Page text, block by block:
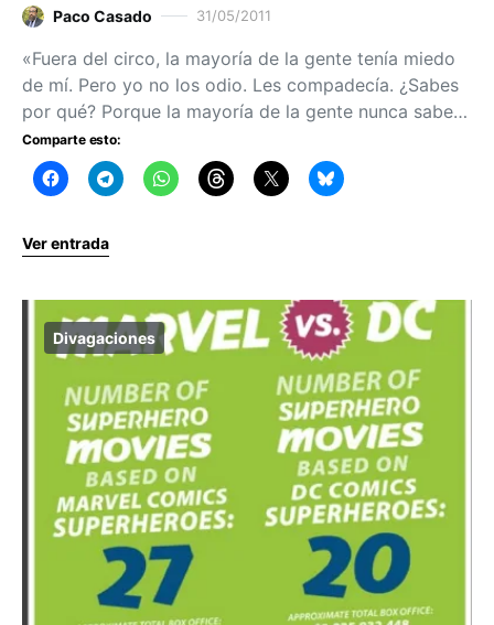
Paco Casado 31/05/2011
«Fuera del circo, la mayoría de la gente tenía miedo
de mí. Pero yo no los odio. Les compadecía. ¿Sabes
por qué? Porque la mayoría de la gente nunca sabe…
Comparte esto:
Ver entrada
Divagaciones